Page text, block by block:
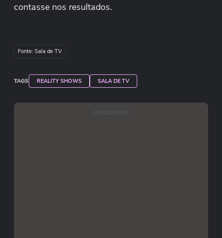
contasse nos resultados.
Fonte: Sala de TV
TAGS REALITY SHOWS SALA DE TV
PUBLICIDADE